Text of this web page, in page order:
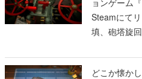
Steamにて
填、砲塔旋
一撃をブチ
どこか懐か